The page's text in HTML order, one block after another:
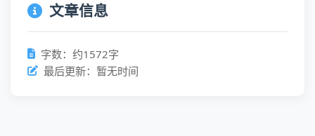
文章信息
字数：约1572字
最后更新：暂无时间